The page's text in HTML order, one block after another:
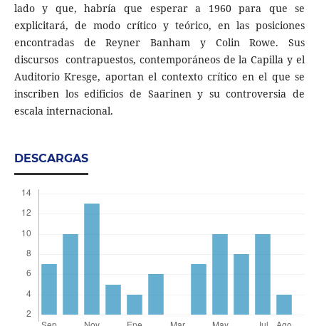
lado y que, habría que esperar a 1960 para que se
explicitará, de modo crítico y teórico, en las posiciones
encontradas de Reyner Banham y Colin Rowe. Sus
discursos contrapuestos, contemporáneos de la Capilla y el
Auditorio Kresge, aportan el contexto crítico en el que se
inscriben los edificios de Saarinen y su controversia de
escala internacional.
DESCARGAS